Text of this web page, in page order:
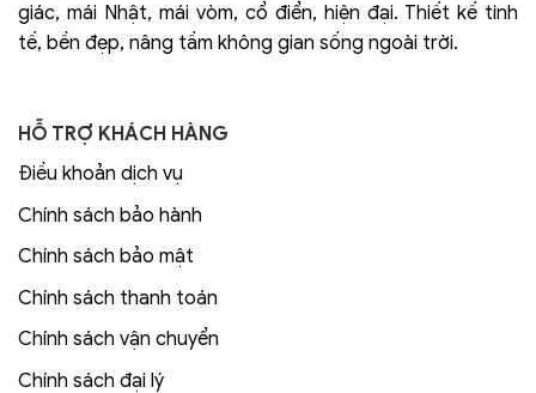
giác, mái Nhật, mái vòm, cổ điển, hiện đại. Thiết kế tinh
tế, bền đẹp, nâng tầm không gian sống ngoài trời.
HỖ TRỢ KHÁCH HÀNG
Điều khoản dịch vụ
Chính sách bảo hành
Chính sách bảo mật
Chính sách thanh toán
Chính sách vận chuyển
Chính sách đại lý